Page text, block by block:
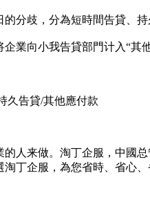
的分歧，分為短時間告貸、
企業向小我告貸部門计入“其
久告貸/其他應付款
的人来做。淘丁企服，中國
丁企服，為您省時、省心、